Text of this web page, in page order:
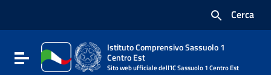
Vai al footer
Cerca
Attiva / disattiva la navigazione
Istituto Comprensivo Sassuolo 1
Centro Est
Sito web ufficiale dell'IC Sassuolo 1 Centro Est